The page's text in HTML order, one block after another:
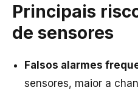
Principais
de sensores
Falsos alarmes
sensores, maior a